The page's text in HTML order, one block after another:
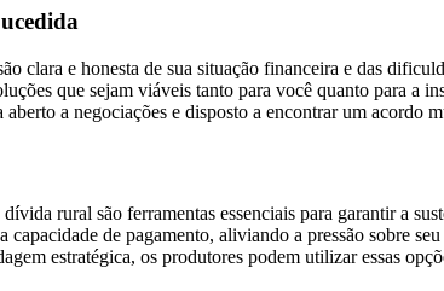
clara e honesta de sua situação financeira e das
que sejam viáveis tanto para você quanto para a
aberto a negociações e disposto a encontrar um acordo
rural são ferramentas essenciais para garantir a
capacidade de pagamento, aliviando a pressão sobre
estratégica, os produtores podem utilizar essas